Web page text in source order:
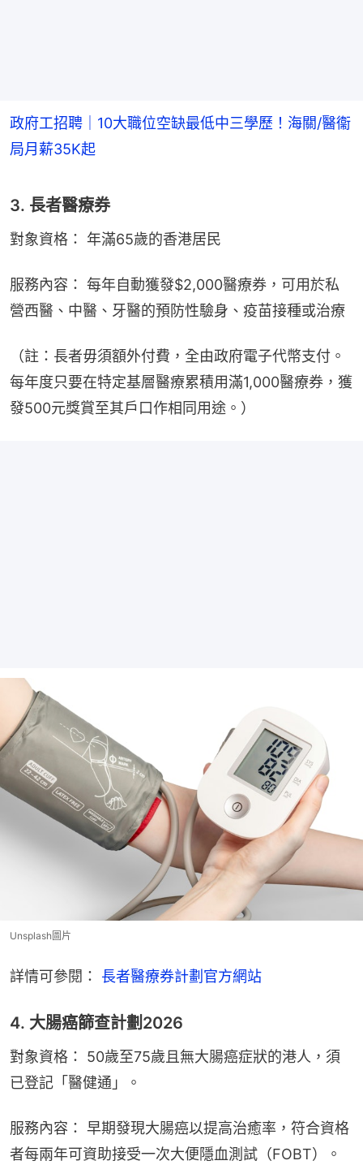
政府工招聘｜10大職位空缺最低中三學歷！海關/醫衞
局月薪35K起
3. 長者醫療券
對象資格： 年滿65歲的香港居民
服務內容： 每年自動獲發$2,000醫療券，可用於私
營西醫、中醫、牙醫的預防性驗身、疫苗接種或治療
（註：長者毋須額外付費，全由政府電子代幣支付。
每年度只要在特定基層醫療累積用滿1,000醫療券，獲
發500元獎賞至其戶口作相同用途。）
Unsplash圖片
詳情可參閱： 長者醫療券計劃官方網站
4. 大腸癌篩查計劃2026
對象資格： 50歲至75歲且無大腸癌症狀的港人，須
已登記「醫健通」。
服務內容： 早期發現大腸癌以提高治癒率，符合資格
者每兩年可資助接受一次大便隱血測試（FOBT）。